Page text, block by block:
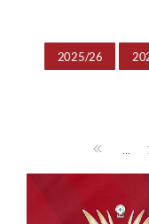
2025/26
...